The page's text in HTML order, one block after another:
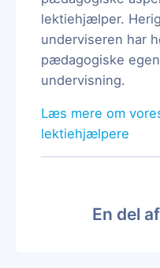
lektiehjælper.
underviseren har
pædagogiske
undervisning.
Læs mere om
lektiehjælpere
En del af